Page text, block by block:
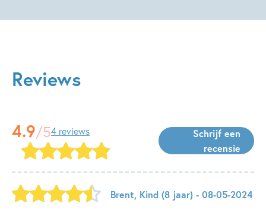
Reviews
4.9/54 reviews
Schrijf een
recensie
Brent, Kind (8 jaar) - 08-05-2024